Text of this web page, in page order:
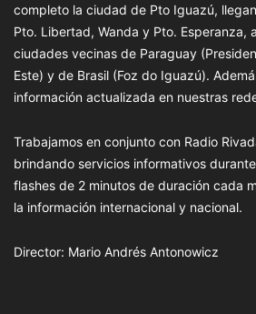
completo la ciudad de Pto Iguazú,
Pto. Libertad, Wanda y Pto. Esperanza,
ciudades vecinas de Paraguay
Este) y de Brasil (Foz do Iguazú).
información actualizada en nuestras
Trabajamos en conjunto con Radio
brindando servicios informativos
flashes de 2 minutos de duración cada
la información internacional y nacional.
Director: Mario Andrés Antonowicz